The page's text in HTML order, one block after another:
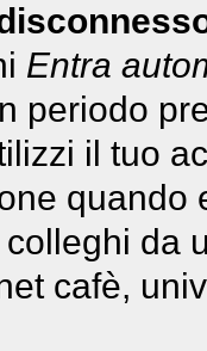
Entra
periodo
il tuo
quando
da
cafè,